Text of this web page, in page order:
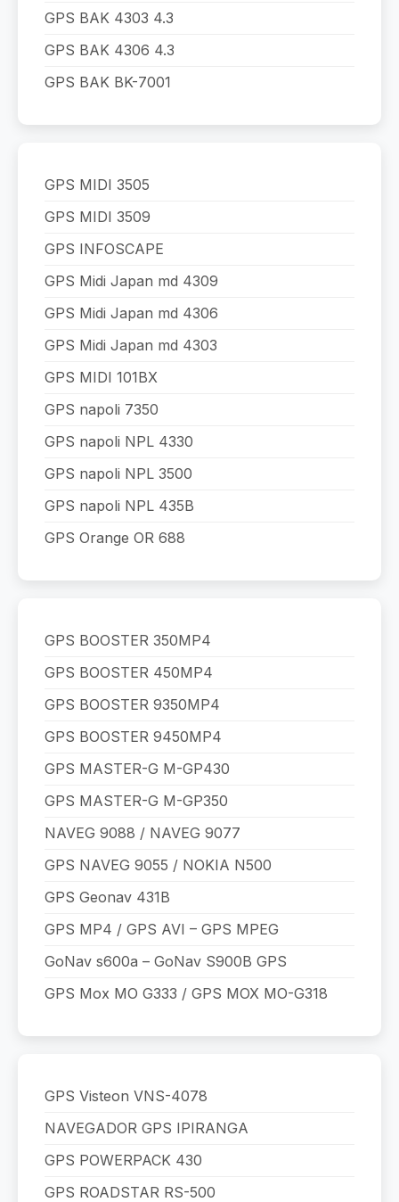
GPS BAK 4303 4.3
GPS BAK 4306 4.3
GPS BAK BK-7001
GPS MIDI 3505
GPS MIDI 3509
GPS INFOSCAPE
GPS Midi Japan md 4309
GPS Midi Japan md 4306
GPS Midi Japan md 4303
GPS MIDI 101BX
GPS napoli 7350
GPS napoli NPL 4330
GPS napoli NPL 3500
GPS napoli NPL 435B
GPS Orange OR 688
GPS BOOSTER 350MP4
GPS BOOSTER 450MP4
GPS BOOSTER 9350MP4
GPS BOOSTER 9450MP4
GPS MASTER-G M-GP430
GPS MASTER-G M-GP350
NAVEG 9088 / NAVEG 9077
GPS NAVEG 9055 / NOKIA N500
GPS Geonav 431B
GPS MP4 / GPS AVI – GPS MPEG
GoNav s600a – GoNav S900B GPS
GPS Mox MO G333 / GPS MOX MO-G318
GPS Visteon VNS-4078
NAVEGADOR GPS IPIRANGA
GPS POWERPACK 430
GPS ROADSTAR RS-500